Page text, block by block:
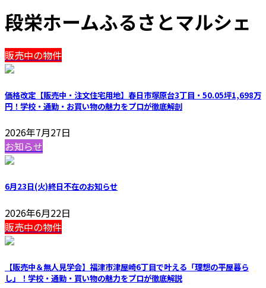
段栄ホームふるさとマルシェ
販売中の物件
価格改定【販売中・注文住宅用地】春日市塚原台3丁目・50.05坪1,698万
円！学校・通勤・お買い物の魅力をプロが徹底解剖
2026年7月27日
お知らせ
6月23日(火)終日不在のお知らせ
2026年6月22日
販売中の物件
【販売中＆無人見学会】福津市津屋崎6丁目で叶える「理想の平屋暮ら
し」！学校・通勤・買い物の魅力をプロが徹底解説